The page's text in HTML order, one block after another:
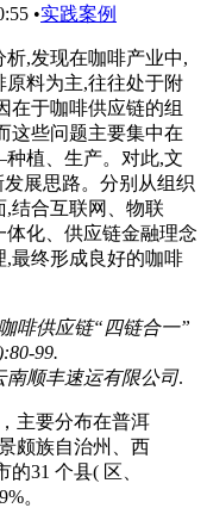
•实践案例
,发现在咖啡产业中,
料为主,往往处于附
在于咖啡供应链的组
这些问题主要集中在
植、生产。对此,文
展思路。分别从组织
结合互联网、物联
化、供应链金融理念
最终形成良好的咖啡
啡供应链“四链合一”
99.
南顺丰速运有限公司.
主要分布在普洱
颇族自治州、西
31 个县( 区、
。